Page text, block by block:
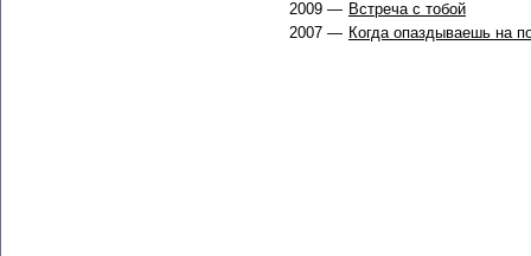
2009 — Встреча с тобой
2007 — Когда опаздываешь на